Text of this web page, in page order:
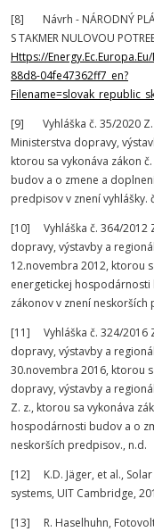
[8] Návrh - NÁRODNÝ
S TAKMER NULOVOU
Https://
88d8-04fe47362ff7_en?
[9] Vyhláška č. 35/2020 Z.
Ministerstva dopravy,
ktorou sa vykonáva zákon
budov a o zmene a
predpisov v znení vyhlášky.
[10] Vyhláška č. 364/2012
dopravy, výstavby a
12.novembra 2012, ktorou
energetickej
zákonov v znení neskorších
[11] Vyhláška č. 324/2016
dopravy, výstavby a
30.novembra 2016, ktorou
dopravy, výstavby a
Z. z., ktorou sa vykonáva
hospodárnosti budov a o
neskorších predpisov., n.d.
[12] K.D. Jäger, et al.,
systems, UIT Cambridge,
[13] R. Haselhuhn,